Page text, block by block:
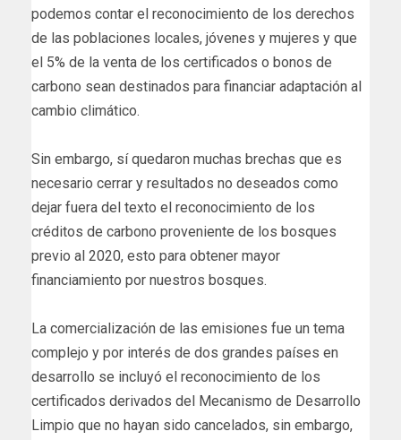
podemos contar el reconocimiento de los derechos
de las poblaciones locales, jóvenes y mujeres y que
el 5% de la venta de los certificados o bonos de
carbono sean destinados para financiar adaptación al
cambio climático.
Sin embargo, sí quedaron muchas brechas que es
necesario cerrar y resultados no deseados como
dejar fuera del texto el reconocimiento de los
créditos de carbono proveniente de los bosques
previo al 2020, esto para obtener mayor
financiamiento por nuestros bosques.
La comercialización de las emisiones fue un tema
complejo y por interés de dos grandes países en
desarrollo se incluyó el reconocimiento de los
certificados derivados del Mecanismo de Desarrollo
Limpio que no hayan sido cancelados, sin embargo,